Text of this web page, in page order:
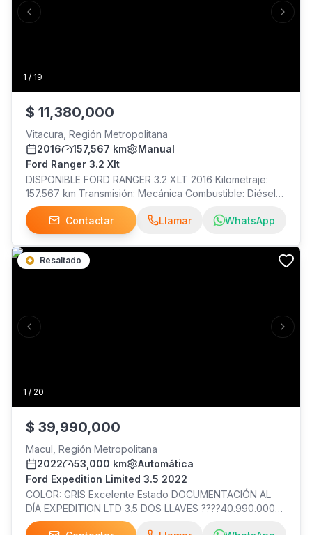
1 / 19
Previous slide Next
$ 11,380,000
Vitacura, Región Metropolitana
2016
157,567 km
Manual
Ford Ranger 3.2 Xlt
DISPONIBLE FORD RANGER 3.2 XLT 2016 Kilometraje:
157.567 km Transmisión: Mecánica Combustible: Diésel
Dueños: 2 Llaves: 2 Mantención: Al día, realizada en
particular. Pickup reconocida por su potencia,
confiabilidad y excelente desempeño tanto para el
trabajo como para el uso diario. La versión XLT ofrece
un completo nivel de equipamiento, entregando
Contactar Llamar WhatsApp
1 / 20
Previous slide Next
Resaltado
$ 39,990,000
Macul, Región Metropolitana
2022
53,000 km
Automática
Ford Expedition Limited 3.5 2022
COLOR: GRIS Excelente Estado DOCUMENTACIÓN AL
DÍA EXPEDITION LTD 3.5 DOS LLAVES ????40.990.000
Contado.- ????39.990.000 Consulta condiciones